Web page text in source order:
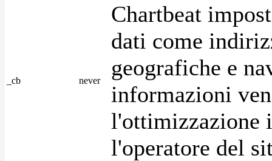
_cb never
Chartbeat
dati come
geografiche e
informazioni
l'ottimizzazione
l'operatore del